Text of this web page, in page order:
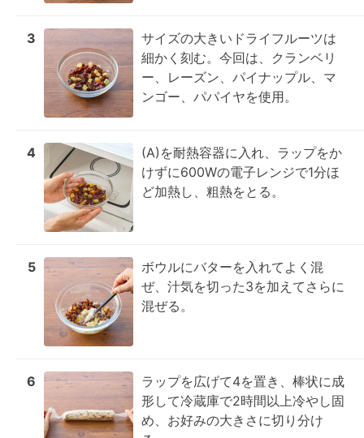
3
サイズの大きいドライフルーツは
細かく刻む。今回は、クランベリ
ー、レーズン、パイナップル、マ
ンゴー、パパイヤを使用。
4
(A)を耐熱容器に入れ、ラップをか
けずに600Wの電子レンジで1分ほ
ど加熱し、粗熱をとる。
5
ボウルにバターを入れてよく混
ぜ、汁気を切った3を加えてさらに
混ぜる。
6
ラップを広げて4を置き、棒状に成
形して冷蔵庫で2時間以上冷やし固
め、お好みの大きさに切り分け